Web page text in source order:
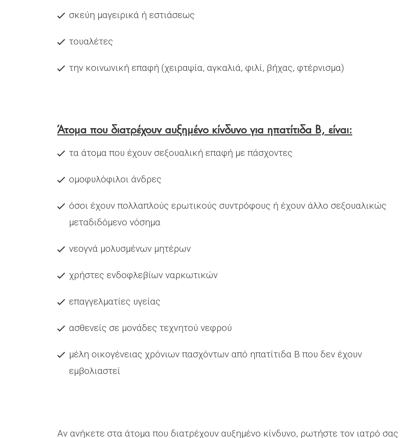
σκεύη μαγειρικά ή εστιάσεως
τουαλέτες
την κοινωνική επαφή (χειραψία, αγκαλιά, φιλί, βήχας, φτέρνισμα)
Άτομα που διατρέχουν αυξημένο κίνδυνο για ηπατίτιδα Β, είναι:
τα άτομα που έχουν σεξουαλική επαφή με πάσχοντες
ομοφυλόφιλοι άνδρες
όσοι έχουν πολλαπλούς ερωτικούς συντρόφους ή έχουν άλλο σεξουαλικώς
μεταδιδόμενο νόσημα
νεογνά μολυσμένων μητέρων
χρήστες ενδοφλεβίων ναρκωτικών
επαγγελματίες υγείας
ασθενείς σε μονάδες τεχνητού νεφρού
μέλη οικογένειας χρόνιων πασχόντων από ηπατίτιδα Β που δεν έχουν
εμβολιαστεί
Αν ανήκετε στα άτομα που διατρέχουν αυξημένο κίνδυνο, ρωτήστε τον ιατρό σας